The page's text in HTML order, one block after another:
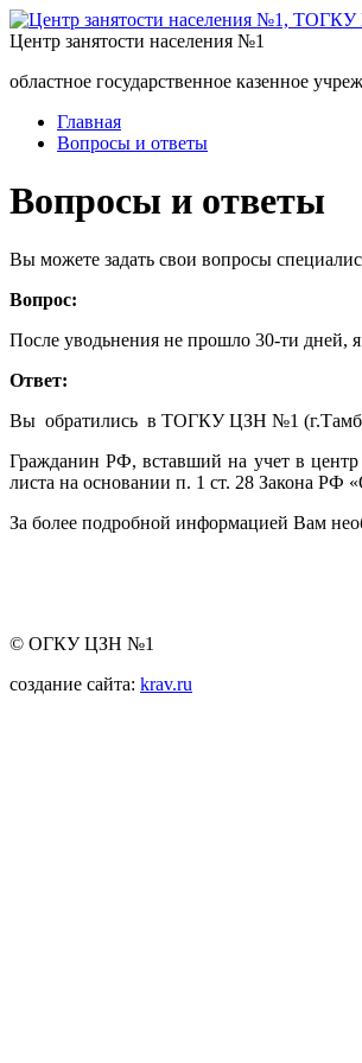
Центр занятости населения №1
областное государственное казенное
Главная
Вопросы и ответы
Вопросы и ответы
Вы можете задать свои вопросы
Вопрос:
После уводьнения не прошло 30-ти дней,
Ответ:
Вы обратились в ТОГКУ ЦЗН №1
Гражданин РФ, вставший на учет в центр
листа на основании п. 1 ст. 28 Закона РФ
За более подробной информацией Вам
© ОГКУ ЦЗН №1
создание сайта: krav.ru